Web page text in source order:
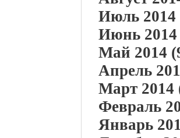
Июль 2014
Июнь 2014
Май 2014
Апрель
Март 2014
Февраль
Январь